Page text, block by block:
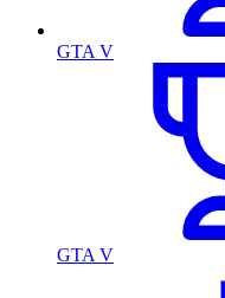
GTA V
GTA V